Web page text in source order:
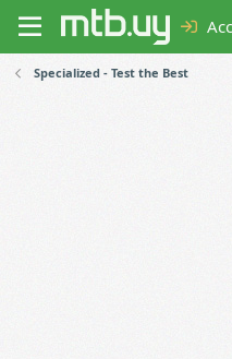
Specialized - Test the Best